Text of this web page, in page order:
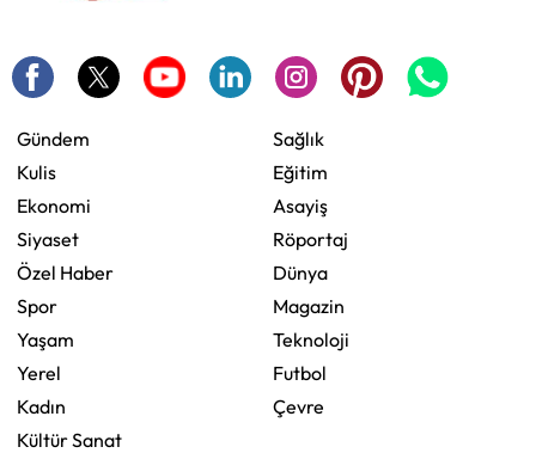
Gündem
Kulis
Ekonomi
Siyaset
Özel Haber
Spor
Yaşam
Yerel
Kadın
Kültür Sanat
Sağlık
Eğitim
Asayiş
Röportaj
Dünya
Magazin
Teknoloji
Futbol
Çevre